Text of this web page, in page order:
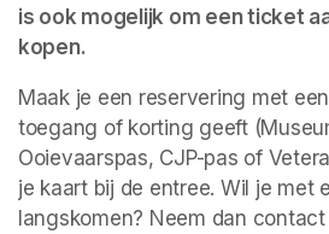
is ook mogelijk om een ticket
kopen.
Maak je een reservering met
toegang of korting geeft
Ooievaarspas, CJP-pas of
je kaart bij de entree. Wil je met
langskomen? Neem dan